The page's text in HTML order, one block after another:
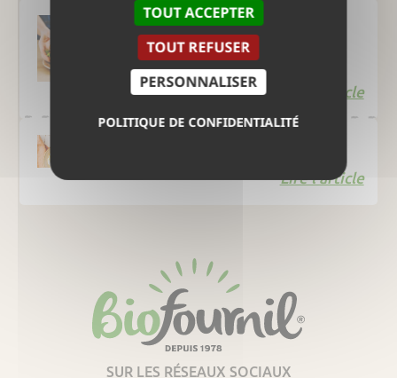
Smashed burger
Lire l'article
Lire l'article
SUR LES RÉSEAUX SOCIAUX
TOUT ACCEPTER
TOUT REFUSER
PERSONNALISER
POLITIQUE DE CONFIDENTIALITÉ